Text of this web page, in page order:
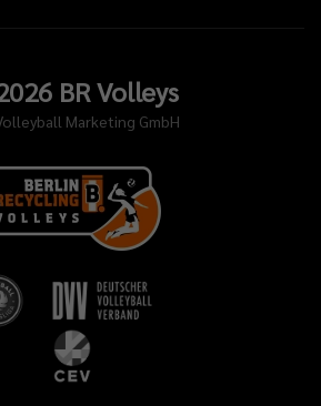
BR Volleys
Marketing GmbH